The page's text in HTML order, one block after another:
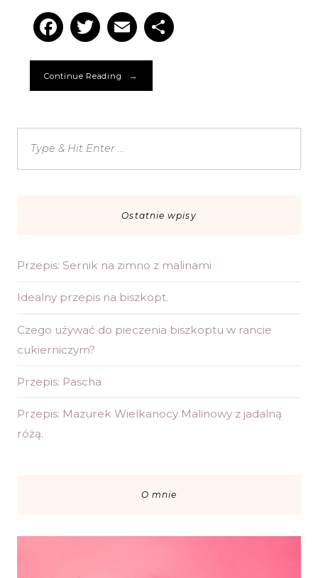
Facebook
Twitter
Email
Continue Reading →
Ostatnie wpisy
Przepis: Sernik na zimno z malinami
Idealny przepis na biszkopt.
Czego używać do pieczenia biszkoptu w rancie
cukierniczym?
Przepis: Pascha
Przepis: Mazurek Wielkanocy Malinowy z jadalną
różą.
O mnie